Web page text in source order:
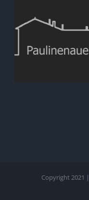
Copyright 2021 |